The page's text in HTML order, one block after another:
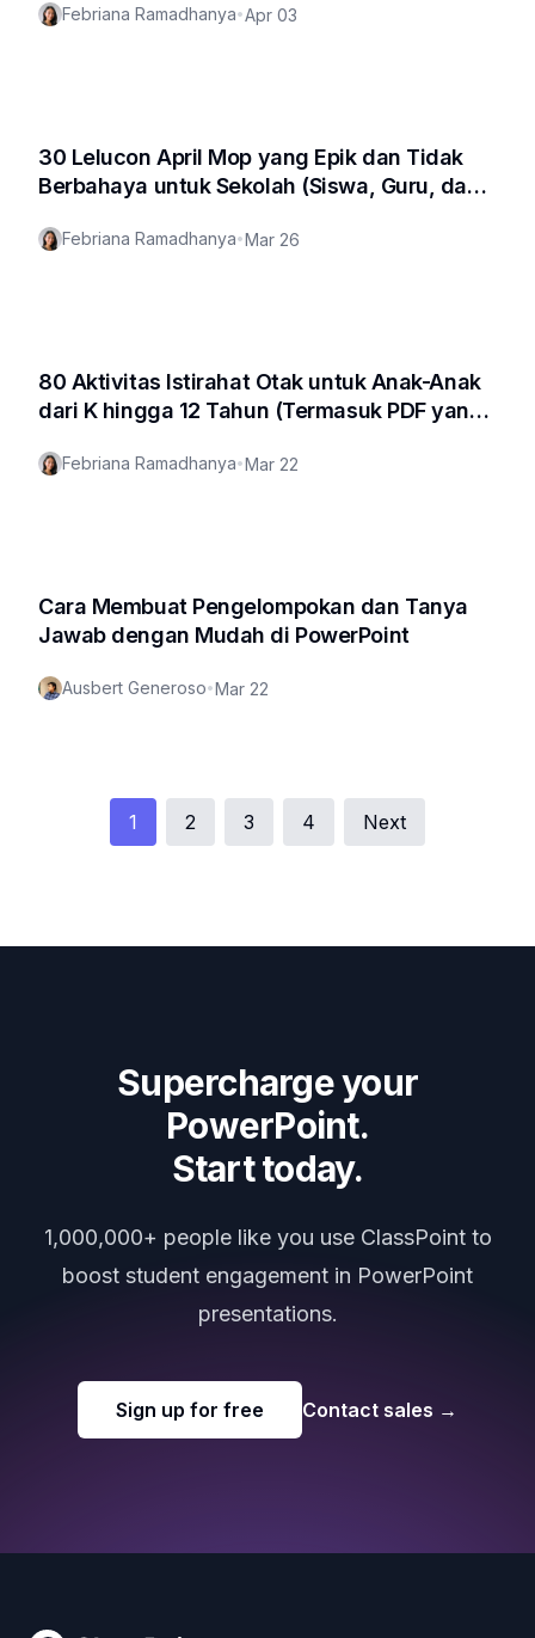
Febriana Ramadhanya•Apr 03
30 Lelucon April Mop yang Epik dan Tidak
Berbahaya untuk Sekolah (Siswa, Guru, dan
Febriana Ramadhanya•Mar 26
80 Aktivitas Istirahat Otak untuk Anak-Anak
dari K hingga 12 Tahun (Termasuk PDF yang
Febriana Ramadhanya•Mar 22
Cara Membuat Pengelompokan dan Tanya
Jawab dengan Mudah di PowerPoint
Ausbert Generoso•Mar 22
1 2 3 4 Next
Supercharge your
PowerPoint.
Start today.
1,000,000+ people like you use ClassPoint to
boost student engagement in PowerPoint
presentations.
Sign up for free Contact sales →